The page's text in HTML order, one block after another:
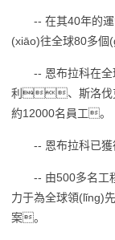
-- 在其40年的
(xiāo)往全球80多
-- 恩布拉科在
利、斯洛伐
約12000名員工。
-- 恩布拉科已
-- 由500多名
力于為全球領(lǐng)
案。